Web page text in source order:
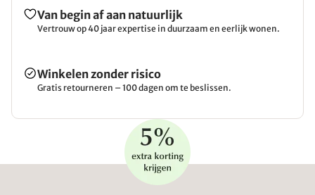
Van begin af aan natuurlijk
Vertrouw op 40 jaar expertise in duurzaam en eerlijk wonen.
Winkelen zonder risico
Gratis retourneren – 100 dagen om te beslissen.